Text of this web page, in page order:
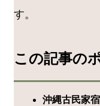
す。
この記事の
沖縄古民家